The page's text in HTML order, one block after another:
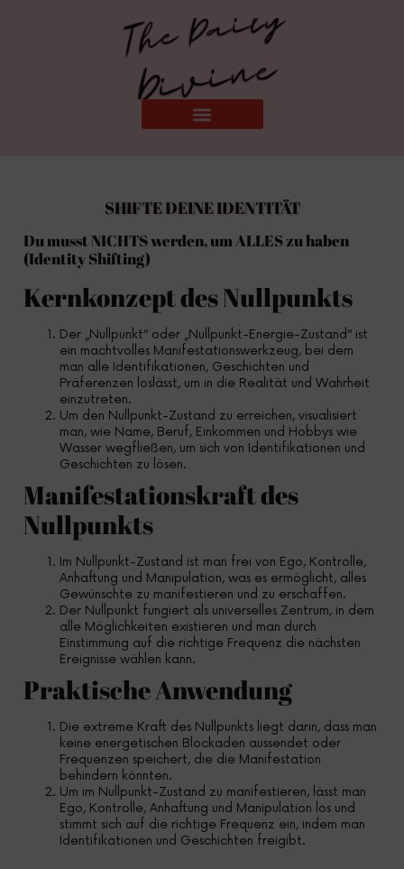
SHIFTE DEINE IDENTITÄT
Du musst NICHTS werden, um ALLES zu haben
(Identity Shifting)
Kernkonzept des Nullpunkts
Der „Nullpunkt“ oder „Nullpunkt-Energie-Zustand“ ist
ein machtvolles Manifestationswerkzeug, bei dem
man alle Identifikationen, Geschichten und
Präferenzen loslässt, um in die Realität und Wahrheit
einzutreten.
Um den Nullpunkt-Zustand zu erreichen, visualisiert
man, wie Name, Beruf, Einkommen und Hobbys wie
Wasser wegfließen, um sich von Identifikationen und
Geschichten zu lösen.
Manifestationskraft des
Nullpunkts
Im Nullpunkt-Zustand ist man frei von Ego, Kontrolle,
Anhaftung und Manipulation, was es ermöglicht, alles
Gewünschte zu manifestieren und zu erschaffen.
Der Nullpunkt fungiert als universelles Zentrum, in dem
alle Möglichkeiten existieren und man durch
Einstimmung auf die richtige Frequenz die nächsten
Ereignisse wählen kann.
Praktische Anwendung
Die extreme Kraft des Nullpunkts liegt darin, dass man
keine energetischen Blockaden aussendet oder
Frequenzen speichert, die die Manifestation
behindern könnten.
Um im Nullpunkt-Zustand zu manifestieren, lässt man
Ego, Kontrolle, Anhaftung und Manipulation los und
stimmt sich auf die richtige Frequenz ein, indem man
Identifikationen und Geschichten freigibt.